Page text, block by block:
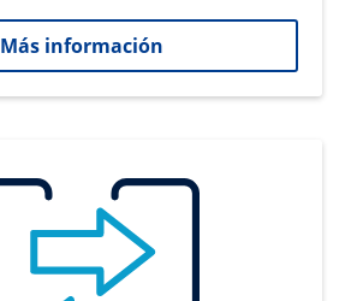
Más información